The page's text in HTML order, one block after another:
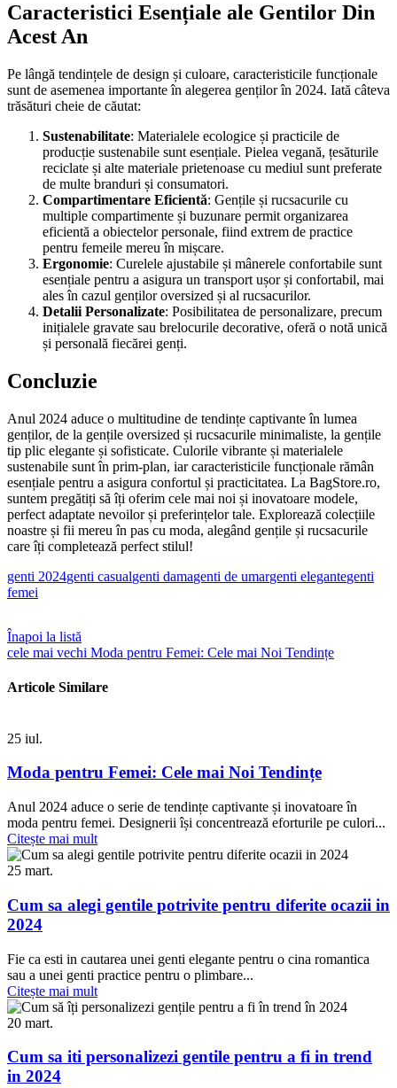
Caracteristici Esențiale ale Gentilor Din
Acest An
Pe lângă tendințele de design și culoare, caracteristicile funcționale
sunt de asemenea importante în alegerea genților în 2024. Iată câteva
trăsături cheie de căutat:
Sustenabilitate: Materialele ecologice și practicile de
producție sustenabile sunt esențiale. Pielea vegană, țesăturile
reciclate și alte materiale prietenoase cu mediul sunt preferate
de multe branduri și consumatori.
Compartimentare Eficientă: Gențile și rucsacurile cu
multiple compartimente și buzunare permit organizarea
eficientă a obiectelor personale, fiind extrem de practice
pentru femeile mereu în mișcare.
Ergonomie: Curelele ajustabile și mânerele confortabile sunt
esențiale pentru a asigura un transport ușor și confortabil, mai
ales în cazul genților oversized și al rucsacurilor.
Detalii Personalizate: Posibilitatea de personalizare, precum
inițialele gravate sau brelocurile decorative, oferă o notă unică
și personală fiecărei genți.
Concluzie
Anul 2024 aduce o multitudine de tendințe captivante în lumea
genților, de la gențile oversized și rucsacurile minimaliste, la gențile
tip plic elegante și sofisticate. Culorile vibrante și materialele
sustenabile sunt în prim-plan, iar caracteristicile funcționale rămân
esențiale pentru a asigura confortul și practicitatea. La BagStore.ro,
suntem pregătiți să îți oferim cele mai noi și inovatoare modele,
perfect adaptate nevoilor și preferințelor tale. Explorează colecțiile
noastre și fii mereu în pas cu moda, alegând gențile și rucsacurile
care îți completează perfect stilul!
genti 2024genti casualgenti damagenti de umargenti elegantegenti
femei
Înapoi la listă
cele mai vechi Moda pentru Femei: Cele mai Noi Tendințe
Articole Similare
25 iul.
Moda pentru Femei: Cele mai Noi Tendințe
Anul 2024 aduce o serie de tendințe captivante și inovatoare în
moda pentru femei. Designerii își concentrează eforturile pe culori...
Citește mai mult
25 mart.
Cum sa alegi gentile potrivite pentru diferite ocazii in
2024
Fie ca esti in cautarea unei genti elegante pentru o cina romantica
sau a unei genti practice pentru o plimbare...
Citește mai mult
20 mart.
Cum sa iti personalizezi gentile pentru a fi in trend
in 2024